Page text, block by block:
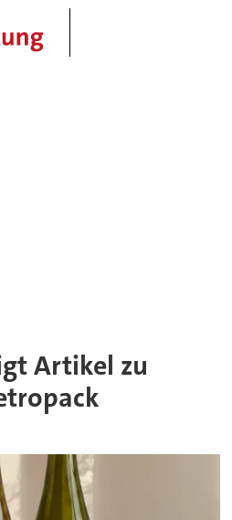
Artikel zu